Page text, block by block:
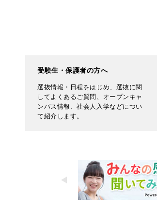
受験生・保護者の方へ
選抜情報・日程をはじめ、選抜に関
してよくあるご質問、オープンキャ
ンパス情報、社会人入学などについ
て紹介します。